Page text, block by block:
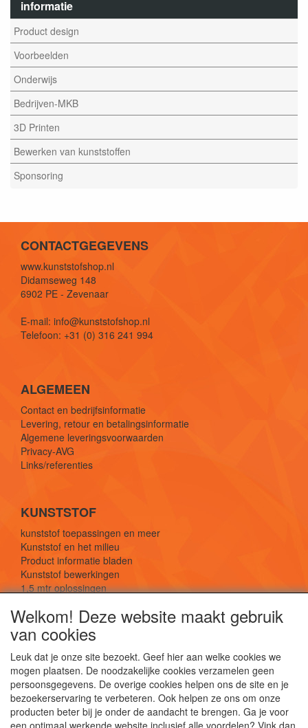
informatie
Product design
Voorbeelden
Onderwijs
Bedrijven-MKB
3D Printen
Bewerken van kunststoffen
Sponsoring
CONTACTGEGEVENS
www.kunststofshop.nl
Didamseweg 148
6902 PE - Zevenaar
E-mail: info@kunststofshop.nl
Telefoon: +31 (0) 316 241 994
ALGEMEEN
Contact en bedrijfsinformatie
Levering, retour en betalingsinformatie
Algemene leveringsvoorwaarden
Privacy-AVG
Links/referenties
KUNSTSTOF
kunststof toepassingen en meer
Kunststof en het milieu
Product informatie bladen
Kunststof bewerkingen
1,5 mtr oplossingen
SOCIALE MEDIA
Welkom! Deze website maakt gebruik
van cookies
Leuk dat je onze site bezoekt. Geef hier aan welke cookies we
mogen plaatsen. De noodzakelijke cookies verzamelen geen
persoonsgegevens. De overige cookies helpen ons de site en je
bezoekerservaring te verbeteren. Ook helpen ze ons om onze
producten beter bij je onder de aandacht te brengen. Ga je voor
een optimaal werkende website inclusief alle voordelen? Vink dan